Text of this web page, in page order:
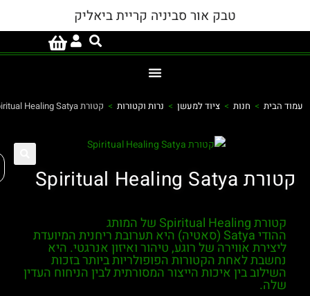
טבק אור סביניה קריית ביאליק
הבית > חנות > ציוד למעשן > נרות וקטורות > קטורת Spiritual Healing Satya
קטורת Spiritual Healing Satya
קטורת Spiritual Healing של המותג
ההודי Satya (סאטיה) היא תערובת ריחנית המיועדת
ליצירת אווירה של רוגע, טיהור ואיזון אנרגטי. היא
נחשבת לאחת הקטורות הפופולריות ביותר בזכות
השילוב בין איכות הייצור המסורתית לבין הניחוח העדין
שלה.